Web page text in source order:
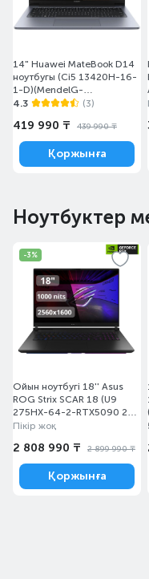
14" Huawei MateBook D14
ноутбугы (Ci5 13420H-16-
1-D)(MendelG-
W5611D/DOS)
4.3 (3)
419 990 ₸ 439 990 ₸
Қоржынға
Ноутбуктер
-3%
Ойын ноутбугі 18'' Asus
ROG Strix SCAR 18 (U9
275HX-64-2-RTX5090 24-
W)(G835LX-SA126W)
Пікір жоқ
2 808 990 ₸ 2 899 990 ₸
Қоржынға